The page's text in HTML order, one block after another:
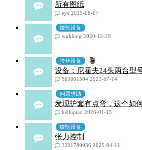
所有图纸
eye 2015-08-07
绞制设备
wulilong 2020-12-29
拉丝设备
设备：尼霍夫24头两台型
563001504 2021-07-14
问题求助
发现护套有点弯，这个如
hellopiao 2026-01-15
绞制设备
张力控制
3201780936 2025-04-11